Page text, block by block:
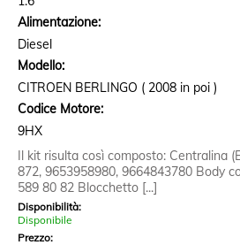
Alimentazione:
Diesel
Modello:
CITROEN BERLINGO ( 2008 in poi )
Codice Motore:
9HX
Il kit risulta così composto: Centralina
872, 9653958980, 9664843780 Body
589 80 82 Blocchetto [...]
Disponibilità:
Disponibile
Prezzo: